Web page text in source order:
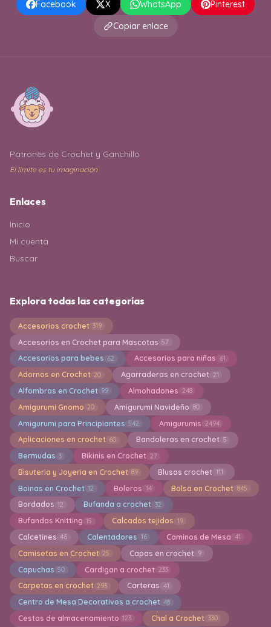
Facebook X WhatsApp
Pinterest
Copiar enlace
Patrones de Crochet y Ganchillo
El límite es tu imaginación
Enlaces
Inicio
Mi cuenta
Buscar
Explora todas las categorías
Accesorios crochet 319
Accesorios en Crochet para Mascotas 57
Accesorios para bebes 62 Accesorios para niñas 61
Adornos en Crochet 20 Agarraderas en crochet 21
Alfombras en Crochet 99 Almohadones 248
Amigurumi Gnomo 20 Amigurumi Navideño 80
Amigurumi para Principiantes 542 Amigurumis 2494
Aplicaciones en crochet 60 Bandoleras en crochet 5
Bermudas 3 Bikinis en Crochet 27
Bisuteria y Joyeria en Crochet 89 Blusas crochet 111
Boinas en Crochet 12 Boleros 14 Bolsa en Crochet 845
Bordados 12 Bufanda a crochet 32
Bufandas Knitting 15 Calcados tejidos 19
Calcetines 46 Calentadores 16 Caminos de Mesa 41
Camisetas en Crochet 25 Capas en crochet 9
Capuchas 50 Cardigan a crochet 233
Carpetas en crochet 293 Carteras 41
Centro de Mesa Decorativos a crochet 48
Cestas de almacenamiento 123 Chal a Crochet 330